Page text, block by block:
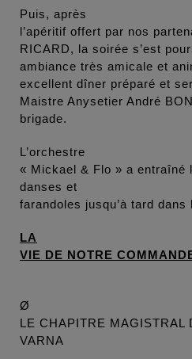
Puis, après
l’apéritif offert par nos
RICARD, la soirée s’est
ambiance très amicale et
excellent dîner préparé et
Maistre Anysetier André
brigade.
L’orchestre
« Mickael & Flo » a entraîné
danses et
farandoles jusqu’à tard dans
LA
VIE DE NOTRE
Ø
LE CHAPITRE MAGISTRAL
VARNA